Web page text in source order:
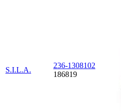
S.I.L.A.
236-1308102
186819